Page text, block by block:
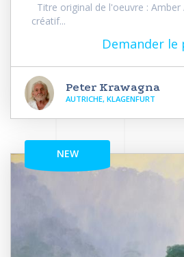
Titre original de l'oeuvre :
créatif...
Demander le
Peter Krawagna
AUTRICHE, KLAGENFURT
NEW